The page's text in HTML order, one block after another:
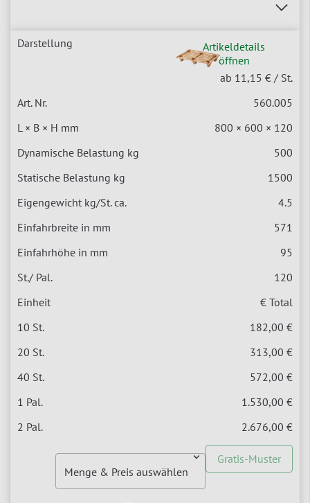
Artikeldetails
öffnen
ab 11,15 € / St.
560.005
800 × 600 × 120
500
1500
4.5
571
95
120
€ Total
182,00 €
313,00 €
572,00 €
1.530,00 €
2.676,00 €
Gratis-Muster